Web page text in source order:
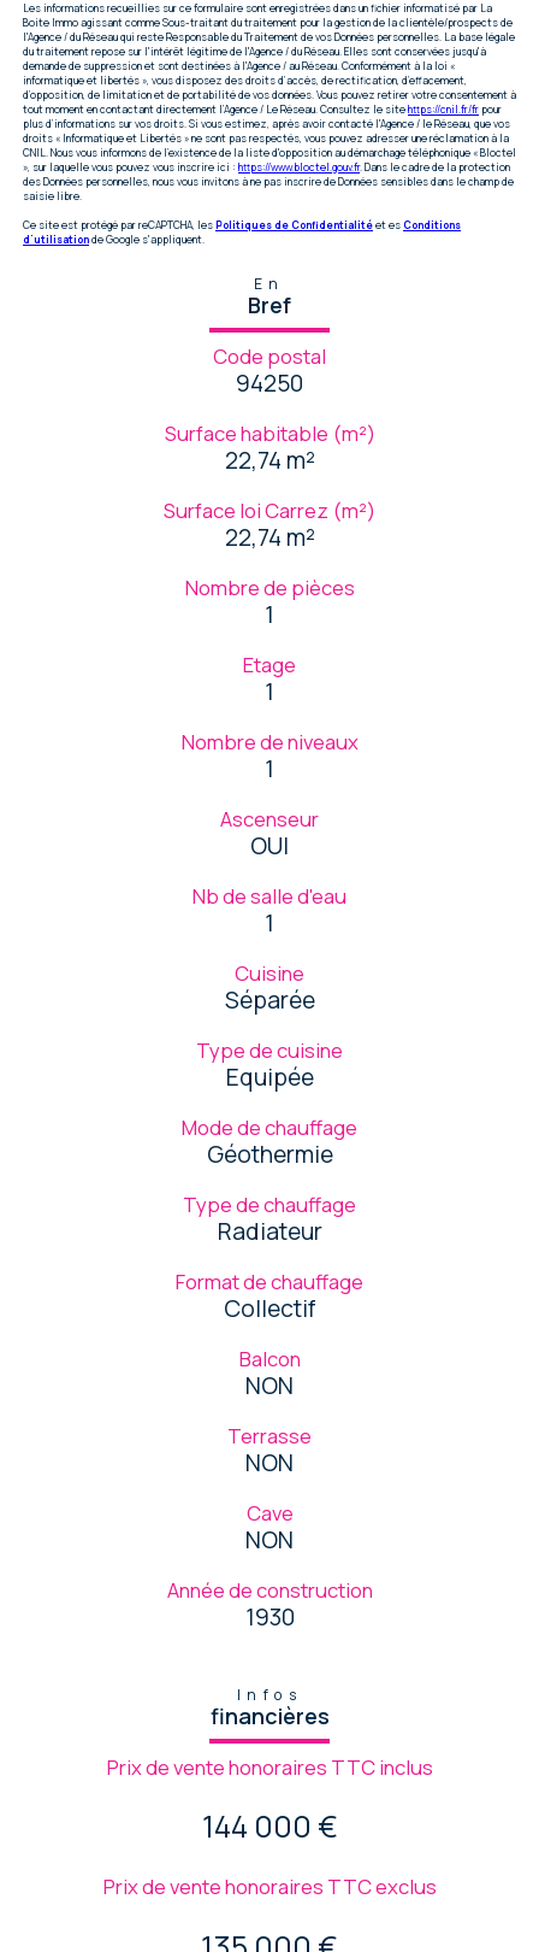
Les informations recueillies sur ce formulaire sont enregistrées dans un fichier informatisé par La
Boite Immo agissant comme Sous-traitant du traitement pour la gestion de la clientèle/prospects de
l'Agence / du Réseau qui reste Responsable du Traitement de vos Données personnelles. La base légale
du traitement repose sur l'intérêt légitime de l'Agence / du Réseau. Elles sont conservées jusqu'à
demande de suppression et sont destinées à l'Agence / au Réseau. Conformément à la loi «
informatique et libertés », vous disposez des droits d’accès, de rectification, d’effacement,
d’opposition, de limitation et de portabilité de vos données. Vous pouvez retirer votre consentement à
tout moment en contactant directement l’Agence / Le Réseau. Consultez le sitehttps://cnil.fr/fr pour
plus d’informations sur vos droits. Si vous estimez, après avoir contacté l'Agence / le Réseau, que vos
droits « Informatique et Libertés » ne sont pas respectés, vous pouvez adresser une réclamation à la
CNIL. Nous vous informons de l’existence de la liste d'opposition au démarchage téléphonique « Bloctel
», sur laquelle vous pouvez vous inscrire ici : https://www.bloctel.gouv.fr. Dans le cadre de la protection
des Données personnelles, nous vous invitons à ne pas inscrire de Données sensibles dans le champ de
saisie libre.
Ce site est protégé par reCAPTCHA, lesPolitiques de Confidentialitéet esConditions
d'utilisationde Google s'appliquent.
En
Bref
Code postal
94250
Surface habitable (m²)
22,74 m²
Surface loi Carrez (m²)
22,74 m²
Nombre de pièces
1
Etage
1
Nombre de niveaux
1
Ascenseur
OUI
Nb de salle d'eau
1
Cuisine
Séparée
Type de cuisine
Equipée
Mode de chauffage
Géothermie
Type de chauffage
Radiateur
Format de chauffage
Collectif
Balcon
NON
Terrasse
NON
Cave
NON
Année de construction
1930
Infos
financières
Prix de vente honoraires TTC inclus
144 000 €
Prix de vente honoraires TTC exclus